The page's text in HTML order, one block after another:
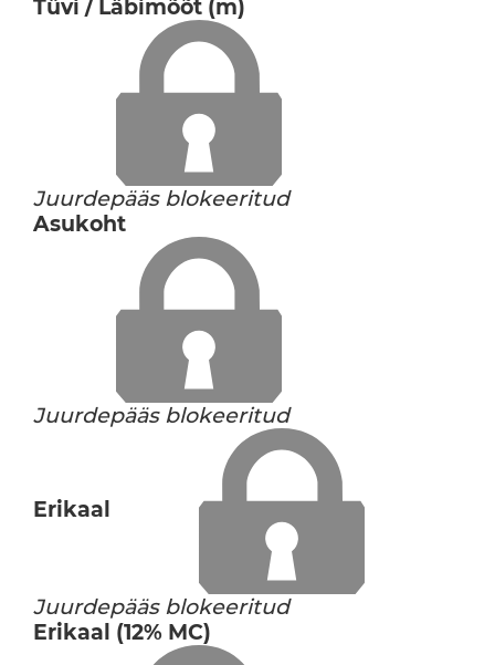
Tüvi / Läbimõõt (m)
Juurdepääs blokeeritud
Asukoht
Juurdepääs blokeeritud
Erikaal
Juurdepääs blokeeritud
Erikaal (12% MC)